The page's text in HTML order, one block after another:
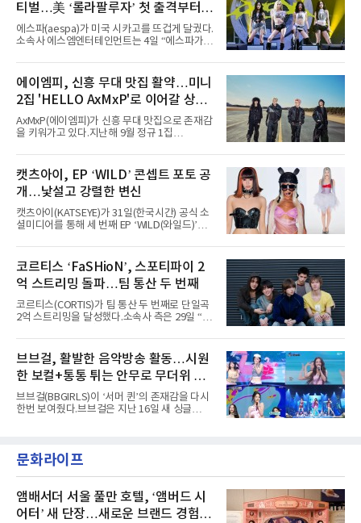
티벌…美 ‘롤라팔루자’ 첫 출격부터
증명한 존재감
에스파(aespa)가 미국 시카고를 뜨겁게 달궜다.
소속사 에스엠엔터테인먼트는 4일 “에스파가
서 열린 ‘롤라팔루자 시카고’(Lollapalooza
Chicago)의 알리안츠 스테이지에 올랐다”며
“총 14곡으로 구성된 세트리스트를 선사, 데뷔 7
년 차다운 노련한 무대 매너와 파워풀한 에너지
로 현장의 분위기를 압도했다”고 밝혔다.1991
년 시작된 ‘롤라팔루자’는 8개 스테이지, 170여
팀의 아티스트와 40만 명 이상의 관객이 운집하
코르티스 등 K팝 스타들이 출연진 명단에 이름
을 올렸다.이날 에스파는
에이엠피, 신흥 무대 맛집 활약…미니
2집 'HELLO AxMxP'로 이어갈 상승
세
AxMxP(에이엠피)가 신흥 무대 맛집으로 존재감
을 키워가고 있다.지난해 9월 정규 1집
AxMxP는 데뷔 전부터 버스킹과 각종 페스티벌,
공연 무대에 오르며 실전 경험을 쌓아왔다.이들
은 소속사 패밀리 콘서트를 비롯해 '뷰티풀 민트
라이프 2025', '2025 부산국제록페스티벌' 등 대
형 무대에 잇달아 출연해 당찬 에너지와 풋풋한
매력으로 음악팬들의 눈도장을 찍었다.이후
AxMxP는 '카운트다운 판타지 2025-2026',
정적인 실력을 입증했고, 올해 '2026 어썸뮤직
페스티벌', '뷰티풀 민트 라이프 2026', '2026
캣츠아이, EP ‘WILD’ 콘셉트 포토 공
개…낯설고 강렬한 변신
캣츠아이(KATSEYE)가 31일(한국시간) 공식 소
셜미디어를 통해 세 번째 EP ‘WILD(와일드)’의
heart(와일드 하트)’라는 제목이 붙은 콘셉트 포
토에는 멤버들의 본능적이고 야성적인 면모가
강렬하게 담겼다. 짙은 아이섀도와 푸른빛·금빛·
붉은빛의 컬러 렌즈가 비현실적인 분위기를 자
아내고, 여러 원색이 불규칙하게 뒤섞인 멀티컬
러 헤어와 과감한 블루·블랙 립 메이크업이 낯설
고도 매혹적인 비주얼을 완성했다.스타일링 역
엣을 거침없이 결합했다. 멤버들은 각기 다른 개
성을 살린 스타일링을 선
코르티스 ‘FaSHioN’, 스포티파이 2
억 스트리밍 돌파…팀 통산 두 번째
코르티스(CORTIS)가 팀 통산 두 번째로 단일곡
2억 스트리밍을 달성했다.소속사 측은 29일 “코
벌 오디오·음원 스트리밍 플랫폼 스포티파이에
서 27일 자로 누적 재생 수 2억 회를 돌파했
다”고 밝혔다.곡이 발표된 지 약 10개월 만이다.
팀의 첫 번째 2억 스트리밍 곡은 동일 음반에 수
록된 ‘GO!’다. 이 노래는 공개 약 9개월 만인 지
난달 26일 자에 2억 고지를 밟았다. 이는 최근 5
년 내 데뷔한 보이그룹의 곡 중 최단기 2억 달성
했다. “내 티, 5 bucks 바지는, 만원” 등 멤버들
의 라이프 스타일
브브걸, 활발한 음악방송 활동…시원
한 보컬+통통 튀는 안무로 무더위 사
냥
브브걸(BBGIRLS)이 ‘서머 퀸’의 존재감을 다시
한번 보여줬다.브브걸은 지난 16일 새 싱글
MBC '쇼! 음악중심', SBS '인기가요' 등 주요 음
악방송 무대에 올라 화려한 퍼포먼스를 펼쳤다.
력을 앞세워 매 무대 색다른 볼거리를 선사했다.
특히 화사한 파스텔 톤의 비치웨어부터 청량한
마린룩, 햇살 아래 반짝이는 물결을 연상시키는
문화라이프
앰배서더 서울 풀만 호텔, ‘앰버드 시
어터’ 새 단장…새로운 브랜드 경험 선